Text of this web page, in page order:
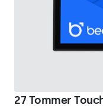
27 Tommer